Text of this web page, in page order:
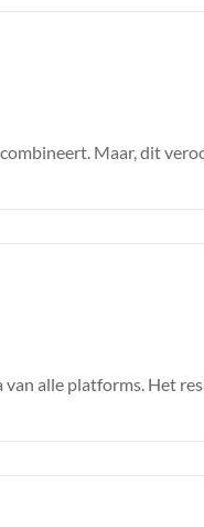
Maar, dit
alle platforms. Het